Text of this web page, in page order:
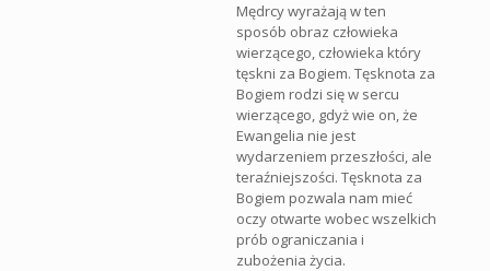
Mędrcy wyrażają w ten
sposób obraz człowieka
wierzącego, człowieka który
tęskni za Bogiem. Tęsknota za
Bogiem rodzi się w sercu
wierzącego, gdyż wie on, że
Ewangelia nie jest
wydarzeniem przeszłości, ale
teraźniejszości. Tęsknota za
Bogiem pozwala nam mieć
oczy otwarte wobec wszelkich
prób ograniczania i
zubożenia życia.